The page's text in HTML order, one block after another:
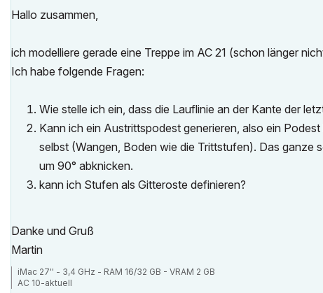
Hallo zusammen,
ich modelliere gerade eine Treppe im AC 21 (schon länger
Ich habe folgende Fragen:
Wie stelle ich ein, dass die Lauflinie an der Kante der
Kann ich ein Austrittspodest generieren, also ein
selbst (Wangen, Boden wie die Trittstufen). Das ganze
um 90° abknicken.
kann ich Stufen als Gitteroste definieren?
Danke und Gruß
Martin
iMac 27'' - 3,4 GHz - RAM 16/32 GB - VRAM 2 GB
AC 10-aktuell